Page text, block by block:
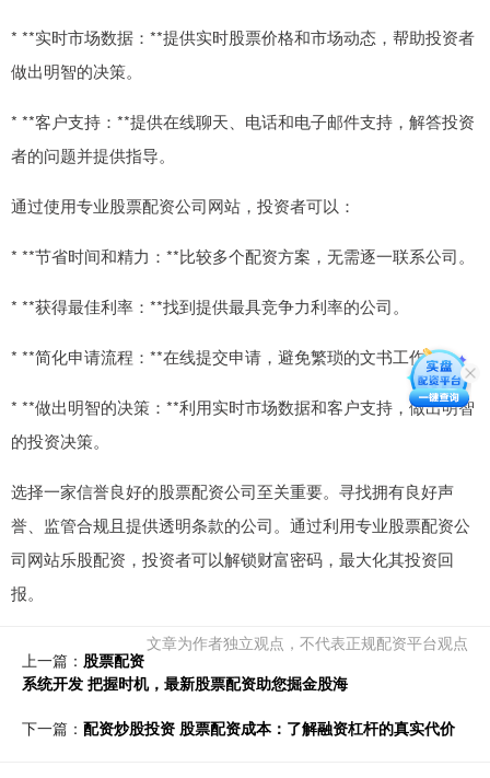
* **实时市场数据：**提供实时股票价格和市场动态，帮助投资者
做出明智的决策。
* **客户支持：**提供在线聊天、电话和电子邮件支持，解答投资
者的问题并提供指导。
通过使用专业股票配资公司网站，投资者可以：
* **节省时间和精力：**比较多个配资方案，无需逐一联系公司。
* **获得最佳利率：**找到提供最具竞争力利率的公司。
* **简化申请流程：**在线提交申请，避免繁琐的文书工作。
* **做出明智的决策：**利用实时市场数据和客户支持，做出明智
的投资决策。
选择一家信誉良好的股票配资公司至关重要。寻找拥有良好声
誉、监管合规且提供透明条款的公司。通过利用专业股票配资公
司网站乐股配资，投资者可以解锁财富密码，最大化其投资回
报。
文章为作者独立观点，不代表正规配资平台观点
上一篇： 股票配资
系统开发 把握时机，最新股票配资助您掘金股海
下一篇： 配资炒股投资 股票配资成本：了解融资杠杆的真实代价